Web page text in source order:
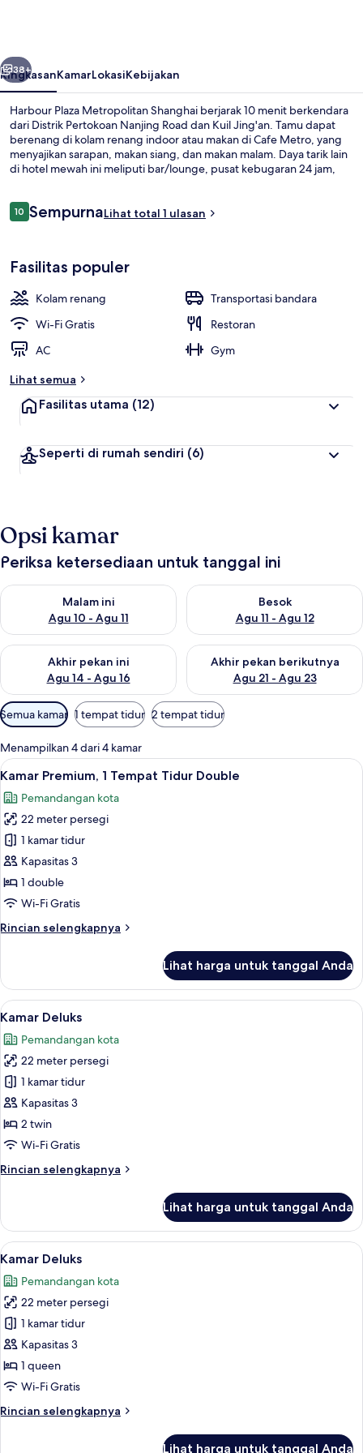
Berikutnya
38+
RingkasanKamarLokasiKebijakan
Harbour Plaza Metropolitan Shanghai berjarak 10 menit berkendara
dari Distrik Pertokoan Nanjing Road dan Kuil Jing'an. Tamu dapat
berenang di kolam renang indoor atau makan di Cafe Metro, yang
menyajikan sarapan, makan siang, dan makan malam. Daya tarik lain
di hotel mewah ini meliputi bar/lounge, pusat kebugaran 24 jam,
berjarak 9 menit.
Ulasan
1010 dari 10
SempurnaLihat total 1 ulasan
Fasilitas populer
Kolam renang
Transportasi bandara
Wi-Fi Gratis
Restoran
AC
Gym
Lihat semua
Fasilitas utama (12)
Seperti di rumah sendiri (6)
Opsi kamar
Periksa ketersediaan untuk tanggal ini
Malam ini
Agu 10 - Agu 11
Periksa ketersediaan untuk malam ini Agu 10 - Agu 11
Besok
Agu 11 - Agu 12
Periksa ketersediaan untuk
Akhir pekan ini
Agu 14 - Agu 16
Periksa ketersediaan untuk akhir pekan ini Agu 14 - Agu 16
Akhir pekan berikutnya
Agu 21 - Agu 23
Periksa ketersediaan untuk
Filter
tersedia
untuk
kamar
Semua kamar 1 tempat tidur 2 tempat tidur
Menampilkan 4 dari 4 kamar
Lihat
semua
foto
untuk
Kamar
Premium,
1
Tempat
Double
Seprai premium, selimut bulu angsa,
8
Kamar Premium, 1 Tempat Tidur Double
Pemandangan kota
22 meter persegi
1 kamar tidur
Kapasitas 3
1 double
Wi-Fi Gratis
Rincian selengkapnya
Rincian
Kamar
Premium,
1
Tidur
Double
Lihat harga untuk tanggal Anda
Lihat
semua
foto
untuk
Kamar
Deluks
Seprai premium, selimut bulu angsa,
8
Kamar Deluks
Pemandangan kota
22 meter persegi
1 kamar tidur
Kapasitas 3
2 twin
Wi-Fi Gratis
Rincian selengkapnya
Rincian
Kamar
Deluks
Lihat harga untuk tanggal Anda
Lihat
semua
foto
untuk
Kamar
Deluks
Seprai premium, selimut bulu angsa,
10
Kamar Deluks
Pemandangan kota
22 meter persegi
1 kamar tidur
Kapasitas 3
1 queen
Wi-Fi Gratis
Rincian selengkapnya
Rincian
Lihat harga untuk tanggal Anda